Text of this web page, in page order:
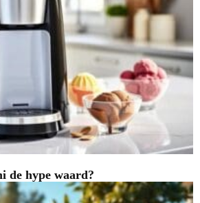
de hype waard?